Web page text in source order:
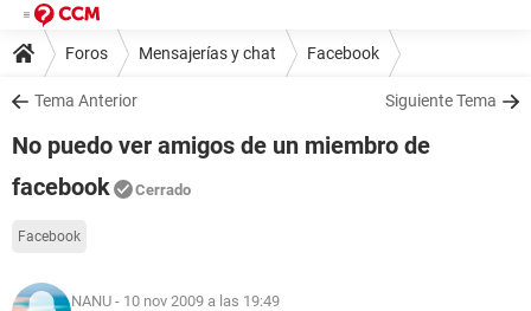
Foros Mensajerías y chat Facebook
Tema Anterior Siguiente Tema
No puedo ver amigos de un miembro de
facebook
Cerrado
Facebook
NANU - 10 nov 2009 a las 19:49